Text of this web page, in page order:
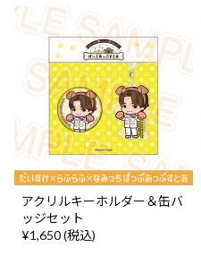
アクリルキーホルダー＆缶バ
ッジセット
¥1,650 (税込)